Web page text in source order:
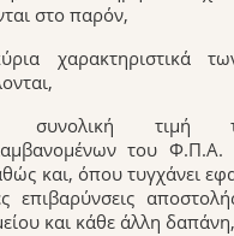
στο παρόν,
χαρακτηριστικά
τιμή
του Φ.Π.Α.
και, όπου τυγχάνει
επιβαρύνσεις
και κάθε άλλη δαπάνη,